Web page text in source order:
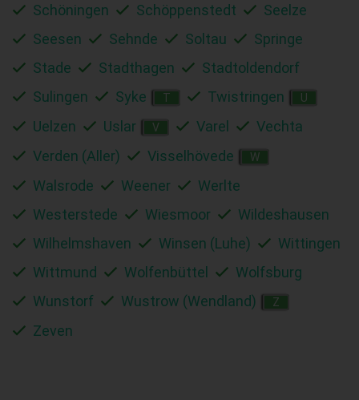
Schöningen
Schöppenstedt
Seelze
Seesen
Sehnde Soltau
Springe
Stade
Stadthagen
Stadtoldendorf
Sulingen
Syke T Twistringen U
Uelzen Uslar V Varel
Vechta
Verden (Aller)
Visselhövede W
Walsrode Weener
Werlte
Westerstede
Wiesmoor
Wildeshausen
Wilhelmshaven
Winsen (Luhe)
Wittingen
Wittmund
Wolfenbüttel
Wolfsburg
Wunstorf
Wustrow (Wendland) Z
Zeven